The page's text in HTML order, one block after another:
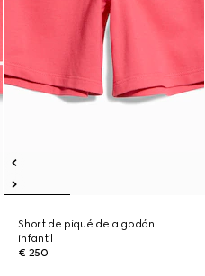
Short de piqué de algodón
infantil
€ 250